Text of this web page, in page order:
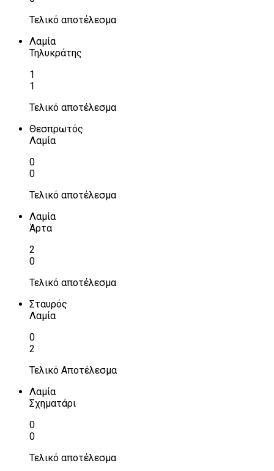
Τελικό αποτέλεσμα
Λαμία
Τηλυκράτης
1
1
Τελικό αποτέλεσμα
Θεσπρωτός
Λαμία
0
0
Τελικό αποτέλεσμα
Λαμία
Άρτα
2
0
Τελικό αποτέλεσμα
Σταυρός
Λαμία
0
2
Τελικό Αποτέλεσμα
Λαμία
Σχηματάρι
0
0
Τελικό αποτέλεσμα